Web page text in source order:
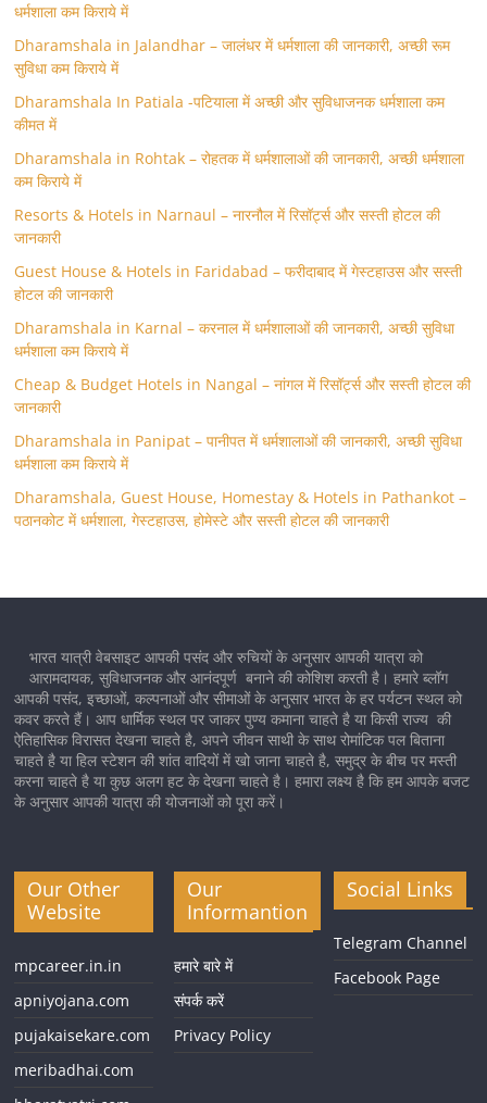
धर्मशाला कम किराये में
Dharamshala in Jalandhar – जालंधर में धर्मशाला की जानकारी, अच्छी रूम
सुविधा कम किराये में
Dharamshala In Patiala -पटियाला में अच्छी और सुविधाजनक धर्मशाला कम
कीमत में
Dharamshala in Rohtak – रोहतक में धर्मशालाओं की जानकारी, अच्छी धर्मशाला
कम किराये में
Resorts & Hotels in Narnaul – नारनौल में रिसॉर्ट्स और सस्ती होटल की
जानकारी
Guest House & Hotels in Faridabad – फरीदाबाद में गेस्टहाउस और सस्ती
होटल की जानकारी
Dharamshala in Karnal – करनाल में धर्मशालाओं की जानकारी, अच्छी सुविधा
धर्मशाला कम किराये में
Cheap & Budget Hotels in Nangal – नांगल में रिसॉर्ट्स और सस्ती होटल की
जानकारी
Dharamshala in Panipat – पानीपत में धर्मशालाओं की जानकारी, अच्छी सुविधा
धर्मशाला कम किराये में
Dharamshala, Guest House, Homestay & Hotels in Pathankot –
पठानकोट में धर्मशाला, गेस्टहाउस, होमेस्टे और सस्ती होटल की जानकारी
भारत यात्री वेबसाइट आपकी पसंद और रुचियों के अनुसार आपकी यात्रा को
आरामदायक, सुविधाजनक और आनंदपूर्ण बनाने की कोशिश करती है। हमारे ब्लॉग
आपकी पसंद, इच्छाओं, कल्पनाओं और सीमाओं के अनुसार भारत के हर पर्यटन स्थल को
कवर करते हैं। आप धार्मिक स्थल पर जाकर पुण्य कमाना चाहते है या किसी राज्य की
ऐतिहासिक विरासत देखना चाहते है, अपने जीवन साथी के साथ रोमांटिक पल बिताना
चाहते है या हिल स्टेशन की शांत वादियों में खो जाना चाहते है, समुद्र के बीच पर मस्ती
करना चाहते है या कुछ अलग हट के देखना चाहते है। हमारा लक्ष्य है कि हम आपके बजट
के अनुसार आपकी यात्रा की योजनाओं को पूरा करें।
Our Other
Website
mpcareer.in.in
apniyojana.com
pujakaisekare.com
meribadhai.com
Our
Informantion
हमारे बारे में
संपर्क करें
Privacy Policy
Social Links
Telegram Channel
Facebook Page